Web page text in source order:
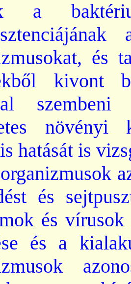
a
és
kivont
növényi
hatását is
és
és
és a